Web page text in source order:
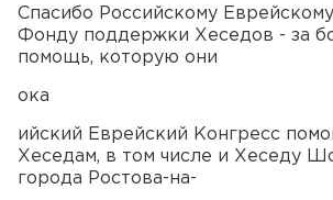
Спасибо Российскому
Фонду поддержки Хеседов - за
помощь, которую они
ока
ийский Еврейский Конгресс
Хеседам, в том числе и Хеседу
города Ростова-на-